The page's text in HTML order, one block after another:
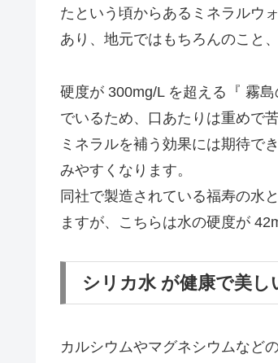
たという頃からあるミネラルウ
あり、地元ではもちろんのこと
硬度が 300mg/L を超える『 霧
でいるため、口あたりは重めで
ミネラルを補う効果には期待で
みやすくなります。
同社で製造されている福寿の水
ますが、こちらは水の硬度が
シリカ水 が健康で美し
カルシウムやマグネシウムなど